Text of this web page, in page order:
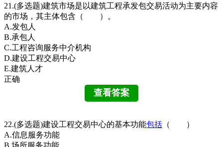
21.(多选题)建筑市场是以建筑工程承发包交易活动为主要内容
的市场，其主体包含（ ）。
A.发包人
B.承包人
C.工程咨询服务中介机构
D.建设工程交易中心
E.建筑人才
正确
22.(多选题)建设工程交易中心的基本功能包括 （ ）
A.信息服务功能
B.场所服务功能